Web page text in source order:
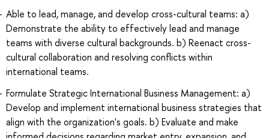
Able to lead, manage, and develop cross-cultural teams: a)
Demonstrate the ability to effectively lead and manage
teams with diverse cultural backgrounds. b) Reenact cross-
cultural collaboration and resolving conflicts within
international teams.
Formulate Strategic International Business Management: a)
Develop and implement international business strategies that
align with the organization's goals. b) Evaluate and make